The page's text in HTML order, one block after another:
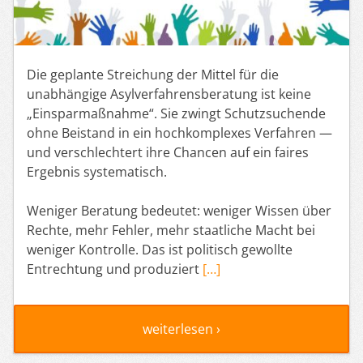
Die geplante Streichung der Mittel für die
unabhängige Asylverfahrensberatung ist keine
„Einsparmaßnahme“. Sie zwingt Schutzsuchende
ohne Beistand in ein hochkomplexes Verfahren —
und verschlechtert ihre Chancen auf ein faires
Ergebnis systematisch.
Weniger Beratung bedeutet: weniger Wissen über
Rechte, mehr Fehler, mehr staatliche Macht bei
weniger Kontrolle. Das ist politisch gewollte
Entrechtung und produziert […]
weiterlesen ›